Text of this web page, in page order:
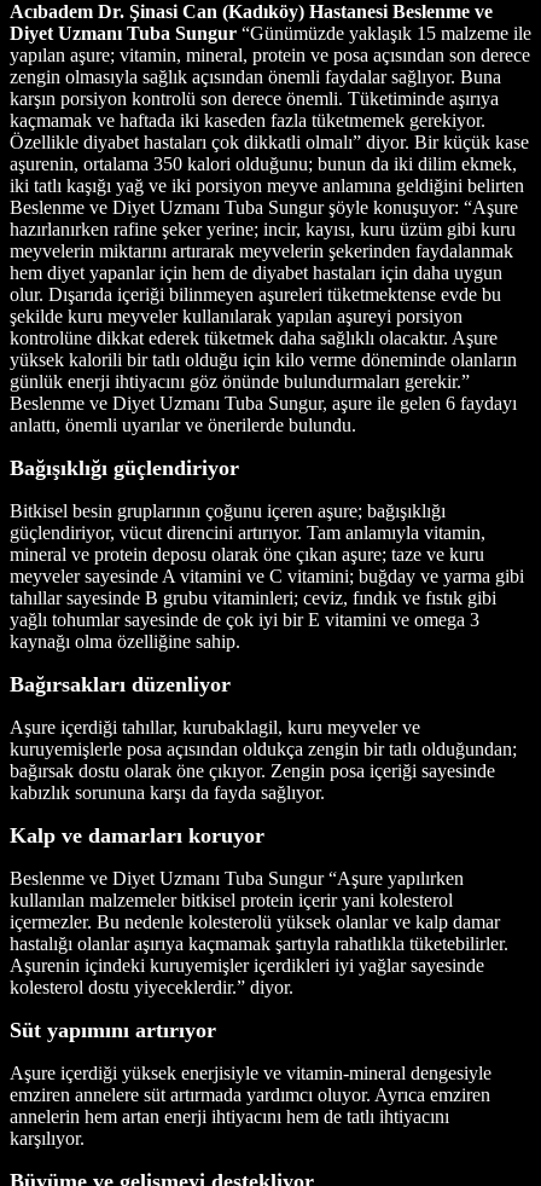
Acıbadem Dr. Şinasi Can (Kadıköy) Hastanesi Beslenme ve
Diyet Uzmanı Tuba Sungur “Günümüzde yaklaşık 15 malzeme ile
yapılan aşure; vitamin, mineral, protein ve posa açısından son derece
zengin olmasıyla sağlık açısından önemli faydalar sağlıyor. Buna
karşın porsiyon kontrolü son derece önemli. Tüketiminde aşırıya
kaçmamak ve haftada iki kaseden fazla tüketmemek gerekiyor.
Özellikle diyabet hastaları çok dikkatli olmalı” diyor. Bir küçük kase
aşurenin, ortalama 350 kalori olduğunu; bunun da iki dilim ekmek,
iki tatlı kaşığı yağ ve iki porsiyon meyve anlamına geldiğini belirten
Beslenme ve Diyet Uzmanı Tuba Sungur şöyle konuşuyor: “Aşure
hazırlanırken rafine şeker yerine; incir, kayısı, kuru üzüm gibi kuru
meyvelerin miktarını artırarak meyvelerin şekerinden faydalanmak
hem diyet yapanlar için hem de diyabet hastaları için daha uygun
olur. Dışarıda içeriği bilinmeyen aşureleri tüketmektense evde bu
şekilde kuru meyveler kullanılarak yapılan aşureyi porsiyon
kontrolüne dikkat ederek tüketmek daha sağlıklı olacaktır. Aşure
yüksek kalorili bir tatlı olduğu için kilo verme döneminde olanların
günlük enerji ihtiyacını göz önünde bulundurmaları gerekir.”
Beslenme ve Diyet Uzmanı Tuba Sungur, aşure ile gelen 6 faydayı
anlattı, önemli uyarılar ve önerilerde bulundu.
Bağışıklığı güçlendiriyor
Bitkisel besin gruplarının çoğunu içeren aşure; bağışıklığı
güçlendiriyor, vücut direncini artırıyor. Tam anlamıyla vitamin,
mineral ve protein deposu olarak öne çıkan aşure; taze ve kuru
meyveler sayesinde A vitamini ve C vitamini; buğday ve yarma gibi
tahıllar sayesinde B grubu vitaminleri; ceviz, fındık ve fıstık gibi
yağlı tohumlar sayesinde de çok iyi bir E vitamini ve omega 3
kaynağı olma özelliğine sahip.
Bağırsakları düzenliyor
Aşure içerdiği tahıllar, kurubaklagil, kuru meyveler ve
kuruyemişlerle posa açısından oldukça zengin bir tatlı olduğundan;
bağırsak dostu olarak öne çıkıyor. Zengin posa içeriği sayesinde
kabızlık sorununa karşı da fayda sağlıyor.
Kalp ve damarları koruyor
Beslenme ve Diyet Uzmanı Tuba Sungur “Aşure yapılırken
kullanılan malzemeler bitkisel protein içerir yani kolesterol
içermezler. Bu nedenle kolesterolü yüksek olanlar ve kalp damar
hastalığı olanlar aşırıya kaçmamak şartıyla rahatlıkla tüketebilirler.
Aşurenin içindeki kuruyemişler içerdikleri iyi yağlar sayesinde
kolesterol dostu yiyeceklerdir.” diyor.
Süt yapımını artırıyor
Aşure içerdiği yüksek enerjisiyle ve vitamin-mineral dengesiyle
emziren annelere süt artırmada yardımcı oluyor. Ayrıca emziren
annelerin hem artan enerji ihtiyacını hem de tatlı ihtiyacını
karşılıyor.